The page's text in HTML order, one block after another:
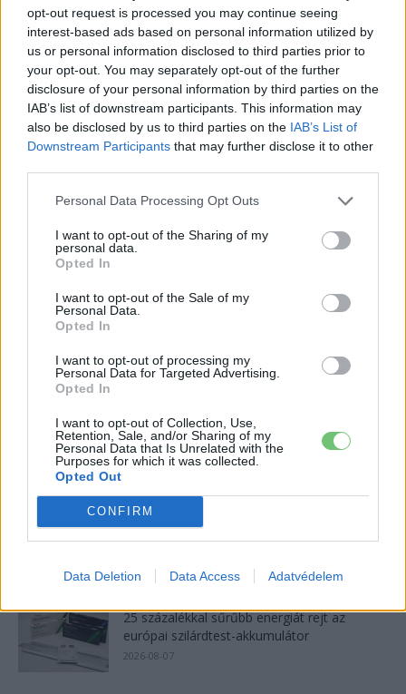
opt-out request is processed you may continue seeing
interest-based ads based on personal information utilized by
us or personal information disclosed to third parties prior to
your opt-out. You may separately opt-out of the further
disclosure of your personal information by third parties on the
IAB’s list of downstream participants. This information may
also be disclosed by us to third parties on the IAB’s List of
Downstream Participants that may further disclose it to other
Personal Data Processing Opt Outs
I want to opt-out of the Sharing of my
personal data.
Opted In
I want to opt-out of the Sale of my
Personal Data.
Opted In
I want to opt-out of processing my
Personal Data for Targeted Advertising.
Opted In
I want to opt-out of Collection, Use,
Retention, Sale, and/or Sharing of my
Personal Data that Is Unrelated with the
Purposes for which it was collected.
Opted Out
CONFIRM
Data Deletion Data Access Adatvédelem
Ez lesz a VW csoport első,
sorozatgyártott kis elektromos autója
Eriqo 2024-04-14 8 hozzászólás
2026-08-07
97,6 százalékon áll Norvégia villanyautó-
aránya – közben átrendeződött a márkák
A BYD hat szabadalommal készül a 2027-es
szilárdtest-akkumulátor-áttörésre
Tesla: visszatért a régi árazás a magyar
2026-08-08
25 százalékkal sűrűbb energiát rejt az
európai szilárdtest-akkumulátor
2026-08-07